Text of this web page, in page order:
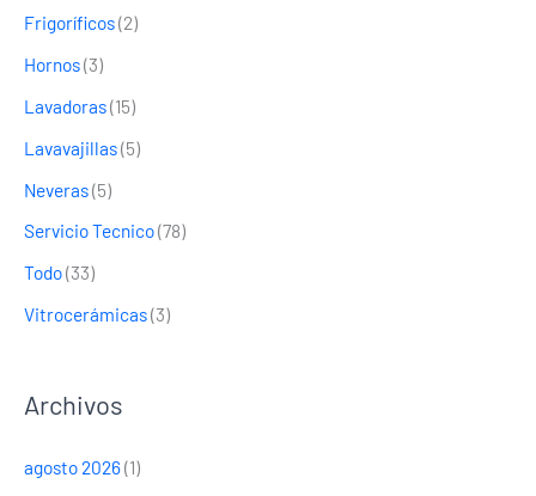
Frigoríficos(2)
Hornos(3)
Lavadoras(15)
Lavavajillas(5)
Neveras(5)
Servicio Tecnico(78)
Todo(33)
Vitrocerámicas(3)
Archivos
agosto 2026(1)